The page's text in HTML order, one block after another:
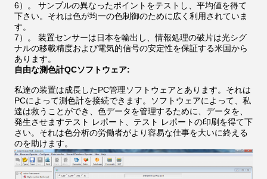
6）。 サンプルの異なったポイントをテストし、平均値を得て
下さい。それは色が均一の色制御のために広く利用されていま
す。
7）。 装置センサーは日本を輸出し、情報処理の破片は光シグ
ナルの移載精度および電気的信号の安定性を保証する米国から
あります。
自由な測色計QCソフトウェア:
私達の装置は成長したPC管理ソフトウェアとあります。それは
PCによって測色計を接続できます。ソフトウェアによって、私
達は救うことができ、色データを管理するために、データを、
発生させますテスト レポート、テスト レポートの印刷を得て下
さい。それは色分析の労働者がより容易な仕事を大いに終える
のを助けます。